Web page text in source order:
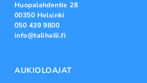
Huopalahdentie 28
00350 Helsinki
050 439 9800
info@talihalli.fi
AUKIOLOAJAT